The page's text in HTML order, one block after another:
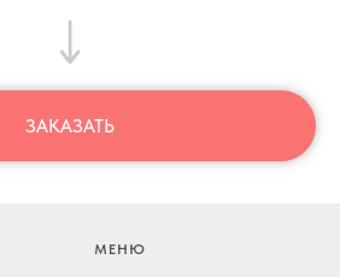
ЗАКАЗАТЬ
МЕНЮ